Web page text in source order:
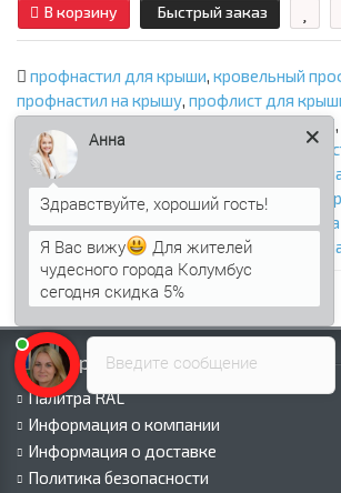
В корзину Быстрый заказ
профнастил для крыши, кровельный
профнастил на крышу, профлист для
профнастил мм35,
профнастил н60
профнастил нс35
металлическая кровля,профнастил для
профнастил для крыши,цена
профилированный лист для крыши
Информация
Палитра RAL
Информация о компании
Информация о доставке
Политика безопасности
Введите сообщение
Анна
Я Вас вижу
Для жителей
чудесного города Колумбус
сегодня скидка 5%